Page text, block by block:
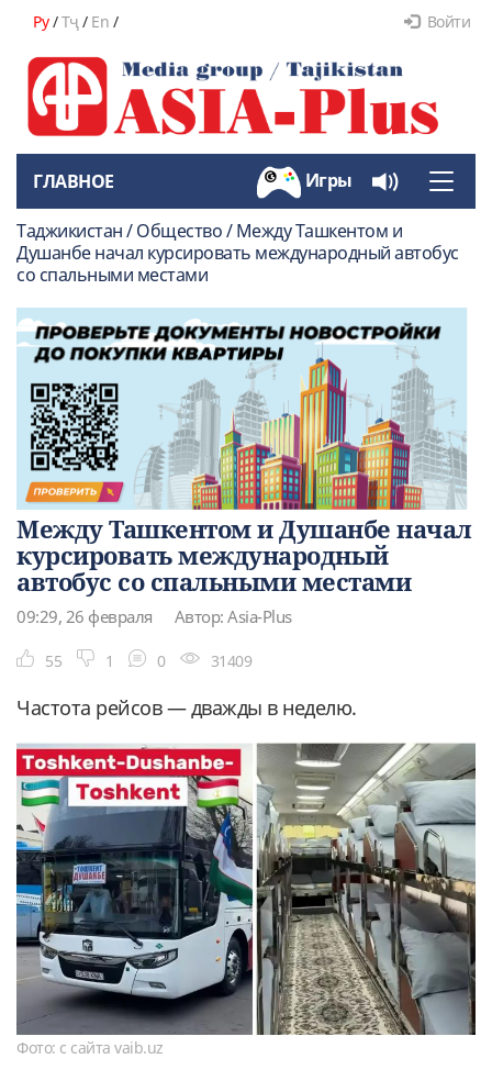
Ру/Тҷ/ En / Войти
Toggle
ГЛАВНОЕ Игры
Таджикистан / Общество / Между Ташкентом и
Душанбе начал курсировать международный автобус
со спальными местами
Между Ташкентом и Душанбе начал
курсировать международный
автобус со спальными местами
09:29, 26 февраля Автор: Asia-Plus
55 1 0 31409
Частота рейсов — дважды в неделю.
Фото: с сайта vaib.uz